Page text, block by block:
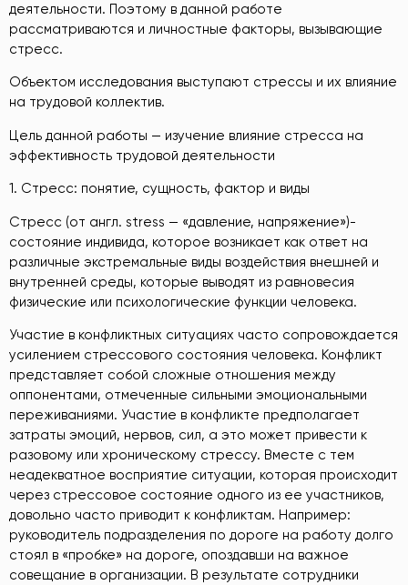
деятельности. Поэтому в данной работе
рассматриваются и личностные факторы, вызывающие
стресс.
Объектом исследования выступают стрессы и их влияние
на трудовой коллектив.
Цель данной работы — изучение влияние стресса на
эффективность трудовой деятельности
1. Стресс: понятие, сущность, фактор и виды
Стресс (от англ. stress — «давление, напряжение»)-
состояние индивида, которое возникает как ответ на
различные экстремальные виды воздействия внешней и
внутренней среды, которые выводят из равновесия
физические или психологические функции человека.
Участие в конфликтных ситуациях часто сопровождается
усилением стрессового состояния человека. Конфликт
представляет собой сложные отношения между
оппонентами, отмеченные сильными эмоциональными
переживаниями. Участие в конфликте предполагает
затраты эмоций, нервов, сил, а это может привести к
разовому или хроническому стрессу. Вместе с тем
неадекватное восприятие ситуации, которая происходит
через стрессовое состояние одного из ее участников,
довольно часто приводит к конфликтам. Например:
руководитель подразделения по дороге на работу долго
стоял в «пробке» на дороге, опоздавши на важное
совещание в организации. В результате сотрудники